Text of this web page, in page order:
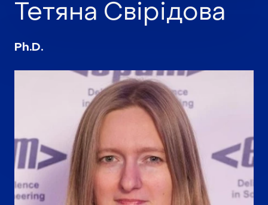
Тетяна Свірідова
Ph.D.